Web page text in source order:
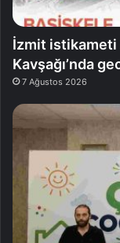
İzmit istikameti
Kavşağı’nda
7 Ağustos 2026